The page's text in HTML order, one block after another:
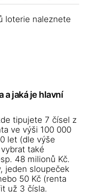
loterie naleznete
a jaká je hlavní
tipujete 7 čísel z
ve výši 100 000
let (dle výše
také
48 milionů Kč.
jeden sloupeček
50 Kč (renta
už 3 čísla.